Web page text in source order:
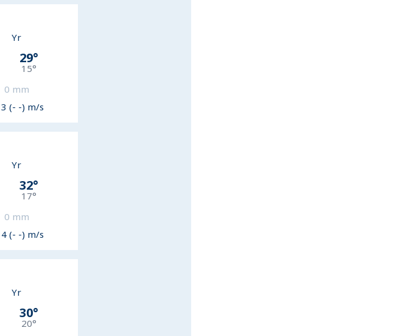
Yr
29°
15°
0 mm
3 (- -) m/s
Yr
32°
17°
0 mm
4 (- -) m/s
Yr
30°
20°